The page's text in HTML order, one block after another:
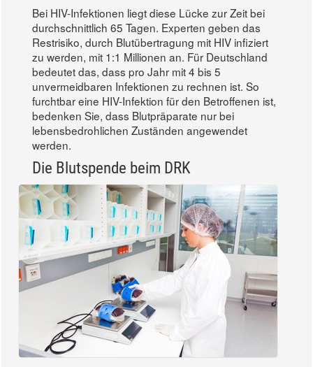
Bei HIV-Infektionen liegt diese Lücke zur Zeit bei
durchschnittlich 65 Tagen. Experten geben das
Restrisiko, durch Blutübertragung mit HIV infiziert
zu werden, mit 1:1 Millionen an. Für Deutschland
bedeutet das, dass pro Jahr mit 4 bis 5
unvermeidbaren Infektionen zu rechnen ist. So
furchtbar eine HIV-Infektion für den Betroffenen ist,
bedenken Sie, dass Blutpräparate nur bei
lebensbedrohlichen Zuständen angewendet
werden.
Die Blutspende beim DRK